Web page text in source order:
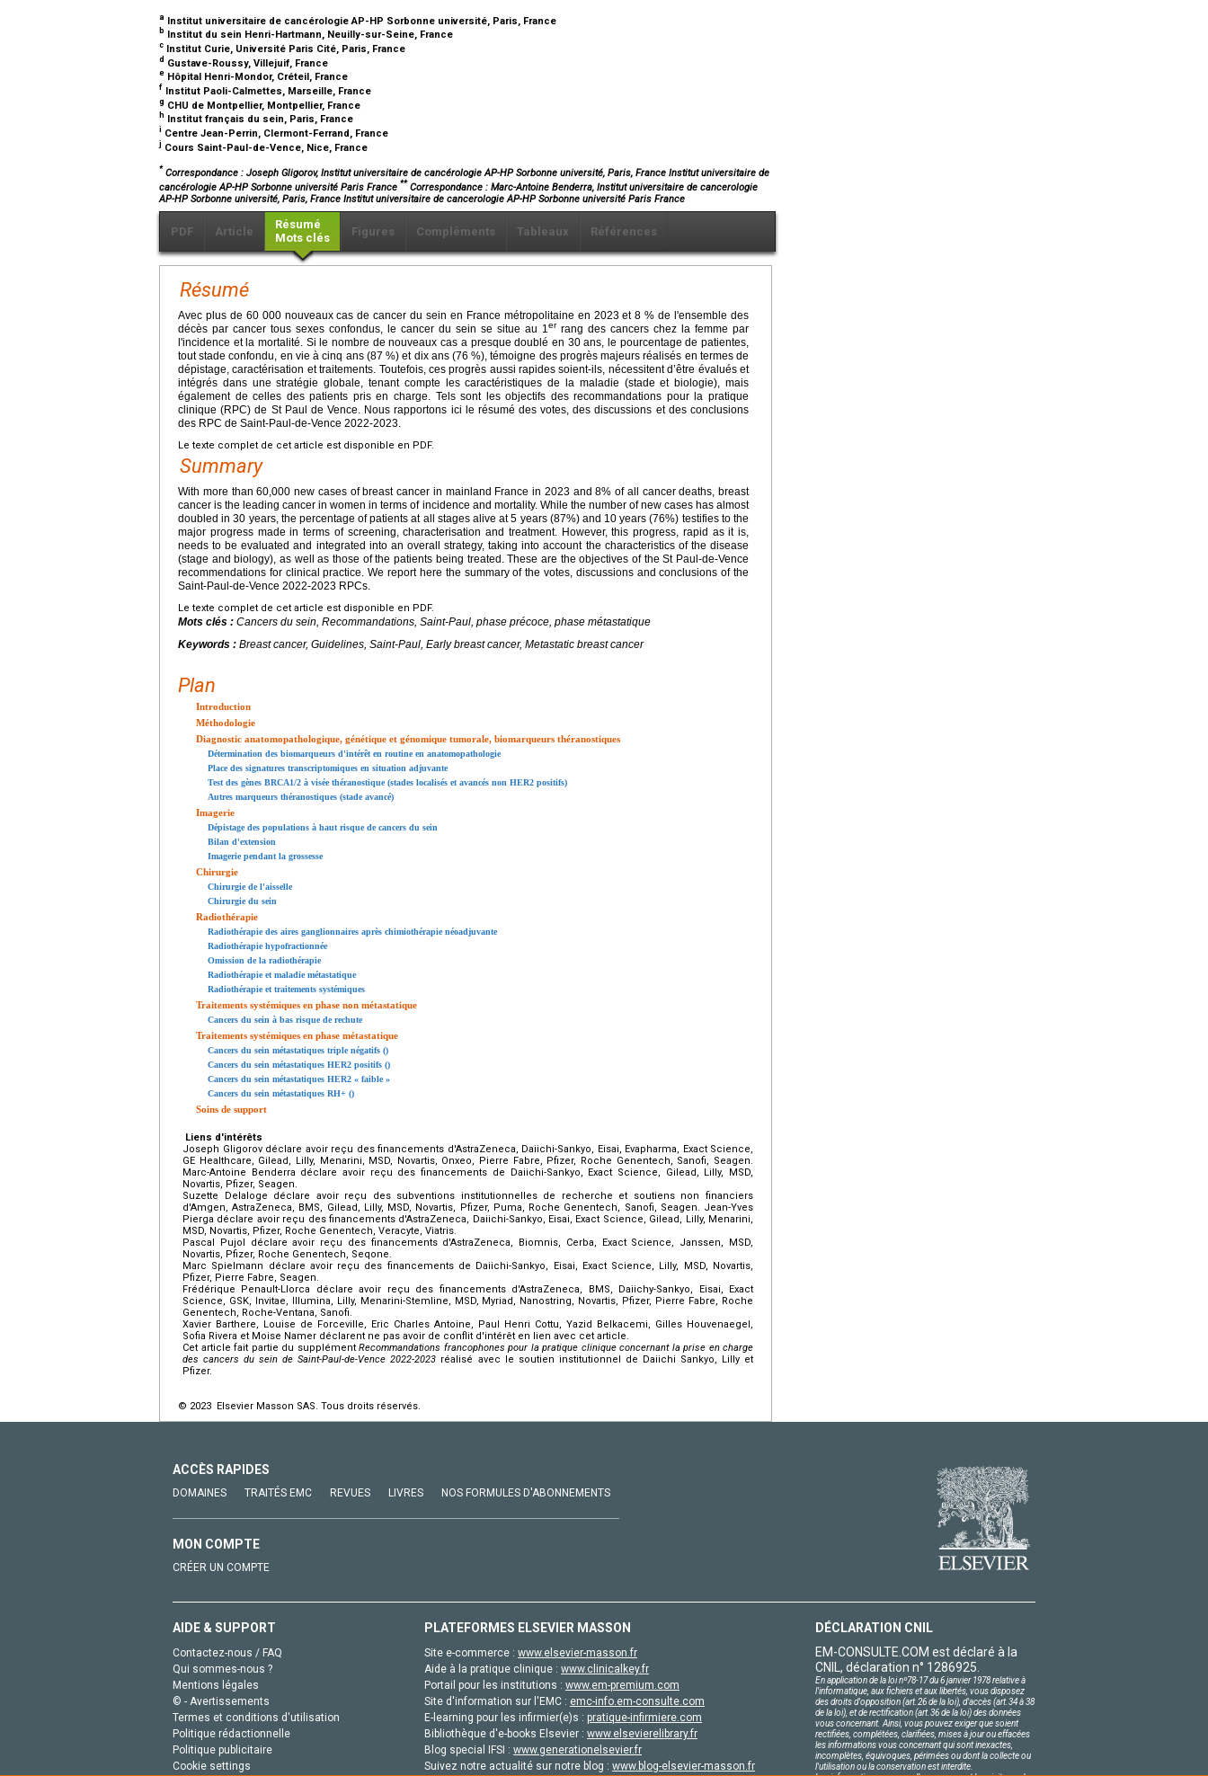
a Institut universitaire de cancérologie AP-HP Sorbonne université, Paris, France
b Institut du sein Henri-Hartmann, Neuilly-sur-Seine, France
c Institut Curie, Université Paris Cité, Paris, France
d Gustave-Roussy, Villejuif, France
e Hôpital Henri-Mondor, Créteil, France
f Institut Paoli-Calmettes, Marseille, France
g CHU de Montpellier, Montpellier, France
h Institut français du sein, Paris, France
i Centre Jean-Perrin, Clermont-Ferrand, France
j Cours Saint-Paul-de-Vence, Nice, France
* Correspondance : Joseph Gligorov, Institut universitaire de cancérologie AP-HP Sorbonne université, Paris, France Institut universitaire de
cancérologie AP-HP Sorbonne université Paris France ** Correspondance : Marc-Antoine Benderra, Institut universitaire de cancerologie
AP-HP Sorbonne université, Paris, France Institut universitaire de cancerologie AP-HP Sorbonne université Paris France
PDF Article
Résumé
Mots clés
Figures Compléments Tableaux Références
Résumé
Avec plus de 60 000 nouveaux cas de cancer du sein en France métropolitaine en 2023 et 8 % de l'ensemble des
décès par cancer tous sexes confondus, le cancer du sein se situe au 1 errang des cancers chez la femme par
l'incidence et la mortalité. Si le nombre de nouveaux cas a presque doublé en 30 ans, le pourcentage de patientes,
tout stade confondu, en vie à cinq ans (87 %) et dix ans (76 %), témoigne des progrès majeurs réalisés en termes de
dépistage, caractérisation et traitements. Toutefois, ces progrès aussi rapides soient-ils, nécessitent d’être évalués et
intégrés dans une stratégie globale, tenant compte les caractéristiques de la maladie (stade et biologie), mais
également de celles des patients pris en charge. Tels sont les objectifs des recommandations pour la pratique
clinique (RPC) de St Paul de Vence. Nous rapportons ici le résumé des votes, des discussions et des conclusions
des RPC de Saint-Paul-de-Vence 2022-2023.
Le texte complet de cet article est disponible en PDF.
Summary
With more than 60,000 new cases of breast cancer in mainland France in 2023 and 8% of all cancer deaths, breast
cancer is the leading cancer in women in terms of incidence and mortality. While the number of new cases has almost
doubled in 30 years, the percentage of patients at all stages alive at 5 years (87%) and 10 years (76%) testifies to the
major progress made in terms of screening, characterisation and treatment. However, this progress, rapid as it is,
needs to be evaluated and integrated into an overall strategy, taking into account the characteristics of the disease
(stage and biology), as well as those of the patients being treated. These are the objectives of the St Paul-de-Vence
recommendations for clinical practice. We report here the summary of the votes, discussions and conclusions of the
Saint-Paul-de-Vence 2022-2023 RPCs.
Le texte complet de cet article est disponible en PDF.
Mots clés : Cancers du sein, Recommandations, Saint-Paul, phase précoce, phase métastatique
Keywords : Breast cancer, Guidelines, Saint-Paul, Early breast cancer, Metastatic breast cancer
Plan
Introduction
Méthodologie
Diagnostic anatomopathologique, génétique et génomique tumorale, biomarqueurs théranostiques
Détermination des biomarqueurs d'intérêt en routine en anatomopathologie
Place des signatures transcriptomiques en situation adjuvante
Test des gènes BRCA1/2 à visée théranostique (stades localisés et avancés non HER2 positifs)
Autres marqueurs théranostiques (stade avancé)
Imagerie
Dépistage des populations à haut risque de cancers du sein
Bilan d'extension
Imagerie pendant la grossesse
Chirurgie
Chirurgie de l'aisselle
Chirurgie du sein
Radiothérapie
Radiothérapie des aires ganglionnaires après chimiothérapie néoadjuvante
Radiothérapie hypofractionnée
Omission de la radiothérapie
Radiothérapie et maladie métastatique
Radiothérapie et traitements systémiques
Traitements systémiques en phase non métastatique
Cancers du sein à bas risque de rechute
Traitements systémiques en phase métastatique
Cancers du sein métastatiques triple négatifs ()
Cancers du sein métastatiques HER2 positifs ()
Cancers du sein métastatiques HER2 « faible »
Cancers du sein métastatiques RH+ ()
Soins de support
Liens d'intérêts
Joseph Gligorov déclare avoir reçu des financements d'AstraZeneca, Daiichi-Sankyo, Eisai, Evapharma, Exact Science,
GE Healthcare, Gilead, Lilly, Menarini, MSD, Novartis, Onxeo, Pierre Fabre, Pfizer, Roche Genentech, Sanofi, Seagen.
Marc-Antoine Benderra déclare avoir reçu des financements de Daiichi-Sankyo, Exact Science, Gilead, Lilly, MSD,
Novartis, Pfizer, Seagen.
Suzette Delaloge déclare avoir reçu des subventions institutionnelles de recherche et soutiens non financiers
d'Amgen, AstraZeneca, BMS, Gilead, Lilly, MSD, Novartis, Pfizer, Puma, Roche Genentech, Sanofi, Seagen. Jean-Yves
Pierga déclare avoir reçu des financements d'AstraZeneca, Daiichi-Sankyo, Eisai, Exact Science, Gilead, Lilly, Menarini,
MSD, Novartis, Pfizer, Roche Genentech, Veracyte, Viatris.
Pascal Pujol déclare avoir reçu des financements d'AstraZeneca, Biomnis, Cerba, Exact Science, Janssen, MSD,
Novartis, Pfizer, Roche Genentech, Seqone.
Marc Spielmann déclare avoir reçu des financements de Daiichi-Sankyo, Eisai, Exact Science, Lilly, MSD, Novartis,
Pfizer, Pierre Fabre, Seagen.
Frédérique Penault-Llorca déclare avoir reçu des financements d'AstraZeneca, BMS, Daiichy-Sankyo, Eisai, Exact
Science, GSK, Invitae, Illumina, Lilly, Menarini-Stemline, MSD, Myriad, Nanostring, Novartis, Pfizer, Pierre Fabre, Roche
Genentech, Roche-Ventana, Sanofi.
Xavier Barthere, Louise de Forceville, Eric Charles Antoine, Paul Henri Cottu, Yazid Belkacemi, Gilles Houvenaegel,
Sofia Rivera et Moise Namer déclarent ne pas avoir de conflit d'intérêt en lien avec cet article.
Cet article fait partie du supplément Recommandations francophones pour la pratique clinique concernant la prise en charge
des cancers du sein de Saint-Paul-de-Vence 2022-2023 réalisé avec le soutien institutionnel de Daiichi Sankyo, Lilly et
Pfizer.
© 2023 Elsevier Masson SAS. Tous droits réservés.
ACCÈS RAPIDES
DOMAINES TRAITÉS EMC REVUES LIVRES NOS FORMULES D'ABONNEMENTS
MON COMPTE
CRÉER UN COMPTE
AIDE & SUPPORT
Contactez-nous / FAQ
Qui sommes-nous ?
Mentions légales
© - Avertissements
Termes et conditions d'utilisation
Politique rédactionnelle
Politique publicitaire
Cookie settings
PLATEFORMES ELSEVIER MASSON
Site e-commerce : www.elsevier-masson.fr
Aide à la pratique clinique : www.clinicalkey.fr
Portail pour les institutions : www.em-premium.com
Site d'information sur l'EMC : emc-info.em-consulte.com
E-learning pour les infirmier(e)s : pratique-infirmiere.com
Bibliothèque d'e-books Elsevier : www.elsevierelibrary.fr
Blog special IFSI : www.generationelsevier.fr
Suivez notre actualité sur notre blog : www.blog-elsevier-masson.fr
DÉCLARATION CNIL
EM-CONSULTE.COM est déclaré à la
CNIL, déclaration n° 1286925.
En application de la loi nº78-17 du 6 janvier 1978 relative à
l'informatique, aux fichiers et aux libertés, vous disposez
des droits d'opposition (art.26 de la loi), d'accès (art.34 à 38
de la loi), et de rectification (art.36 de la loi) des données
vous concernant. Ainsi, vous pouvez exiger que soient
rectifiées, complétées, clarifiées, mises à jour ou effacées
les informations vous concernant qui sont inexactes,
incomplètes, équivoques, périmées ou dont la collecte ou
l'utilisation ou la conservation est interdite.